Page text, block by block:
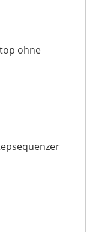
ohne